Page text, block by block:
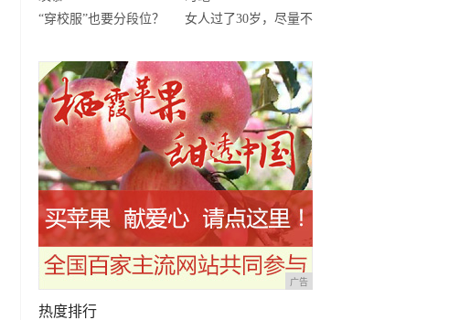
“穿校服”也要分段位？
舞蹈生：今日份羡慕
女人过了30岁，尽量不
杨幂6款穿搭，好时髦
广告
热度排行